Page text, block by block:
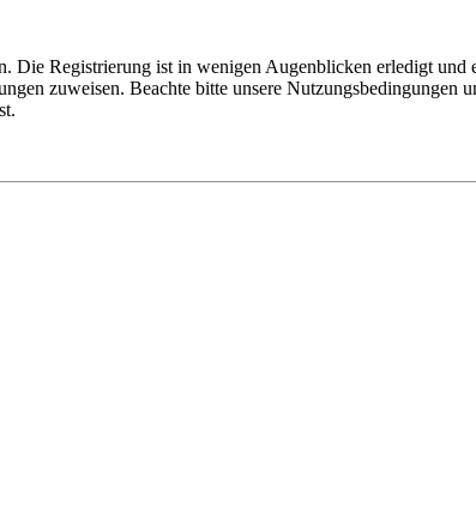
Die Registrierung ist in wenigen Augenblicken erledigt
zuweisen. Beachte bitte unsere Nutzungsbedingungen